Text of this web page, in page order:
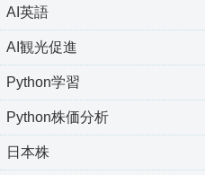
AI英語
AI観光促進
Python学習
Python株価分析
日本株